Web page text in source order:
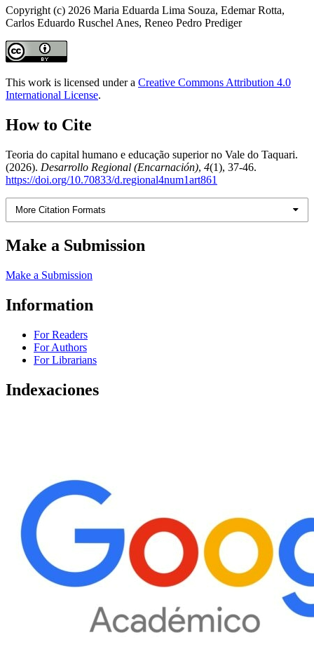
Copyright (c) 2026 Maria Eduarda Lima Souza, Edemar Rotta,
Carlos Eduardo Ruschel Anes, Reneo Pedro Prediger
This work is licensed under a Creative Commons Attribution 4.0
International License.
How to Cite
Teoria do capital humano e educação superior no Vale do Taquari.
(2026). Desarrollo Regional (Encarnación), 4(1), 37-46.
https://doi.org/10.70833/d.regional4num1art861
More Citation Formats
Make a Submission
Make a Submission
Information
For Readers
For Authors
For Librarians
Indexaciones